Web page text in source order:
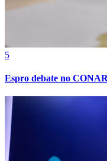
5
Espro debate no